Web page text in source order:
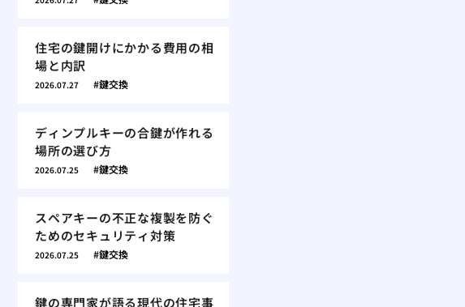
住宅の鍵開けにかかる費用の相
場と内訳
2026.07.27 鍵交換
ディンプルキーの合鍵が作れる
場所の選び方
2026.07.25 鍵交換
スペアキーの不正な複製を防ぐ
ためのセキュリティ対策
2026.07.25 鍵交換
鍵の専門家が語る現代の住宅事